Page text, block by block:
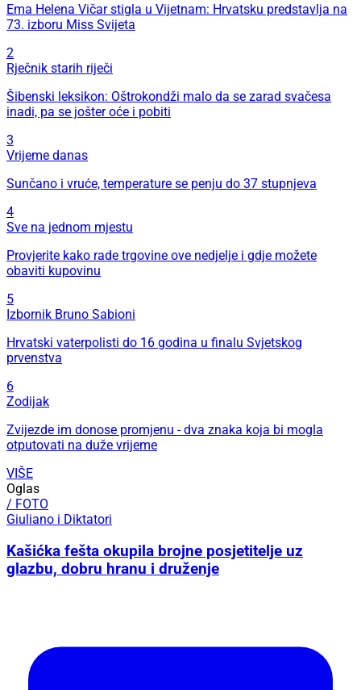
Ema Helena Vičar stigla u Vijetnam: Hrvatsku predstavlja na
73. izboru Miss Svijeta
2
Rječnik starih riječi
Šibenski leksikon: Oštrokondži malo da se zarad svačesa
inadi, pa se jošter oće i pobiti
3
Vrijeme danas
Sunčano i vruće, temperature se penju do 37 stupnjeva
4
Sve na jednom mjestu
Provjerite kako rade trgovine ove nedjelje i gdje možete
obaviti kupovinu
5
Izbornik Bruno Sabioni
Hrvatski vaterpolisti do 16 godina u finalu Svjetskog
prvenstva
6
Zodijak
Zvijezde im donose promjenu - dva znaka koja bi mogla
otputovati na duže vrijeme
VIŠE
Oglas
/ FOTO
Giuliano i Diktatori
Kašićka fešta okupila brojne posjetitelje uz
glazbu, dobru hranu i druženje